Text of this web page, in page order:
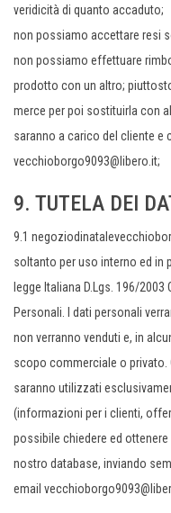
veridicità di quanto accaduto;
non possiamo accettare resi
non possiamo effettuare
prodotto con un altro;
merce per poi sostituirla con
saranno a carico del cliente e
vecchioborgo9093@libero.it;
9. TUTELA DEI
9.1
soltanto per uso interno ed in
legge Italiana D.Lgs. 196/
Personali. I dati personali
non verranno venduti e, in
scopo commerciale o privato.
saranno utilizzati
(informazioni per i clienti,
possibile chiedere ed
nostro database, inviando
email